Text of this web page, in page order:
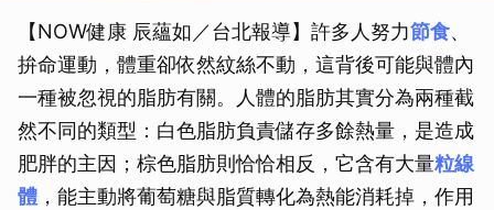
【NOW健康 辰蘊如／台北報導】許多人努力節食、
拚命運動，體重卻依然紋絲不動，這背後可能與體內
一種被忽視的脂肪有關。人體的脂肪其實分為兩種截
然不同的類型：白色脂肪負責儲存多餘熱量，是造成
肥胖的主因；棕色脂肪則恰恰相反，它含有大量粒線
體 ，能主動將葡萄糖與脂質轉化為熱能消耗掉，作用